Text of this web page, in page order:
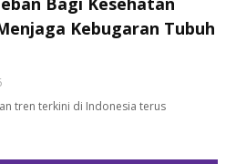
Kebugaran Tubuh
tren terkini di Indonesia terus